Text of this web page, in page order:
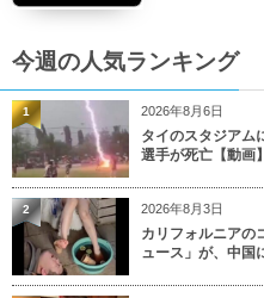
今週の人気ランキング
2026年8月6日
タイのスタジアム
選手が死亡【動画】
1
2026年8月3日
カリフォルニアの
ュース」が、中国
2